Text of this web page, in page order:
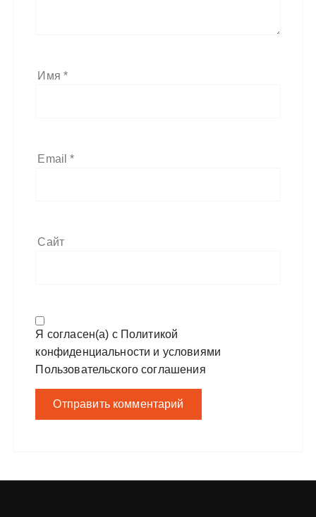
Имя*
Email*
Сайт
Я согласен(а) с Политикой
конфиденциальности и условиями
Пользовательского соглашения